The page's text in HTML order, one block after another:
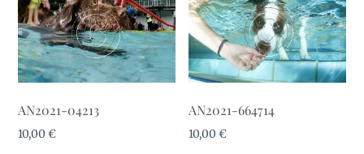
AN2021-04213
10,00€
AN2021-664714
10,00€